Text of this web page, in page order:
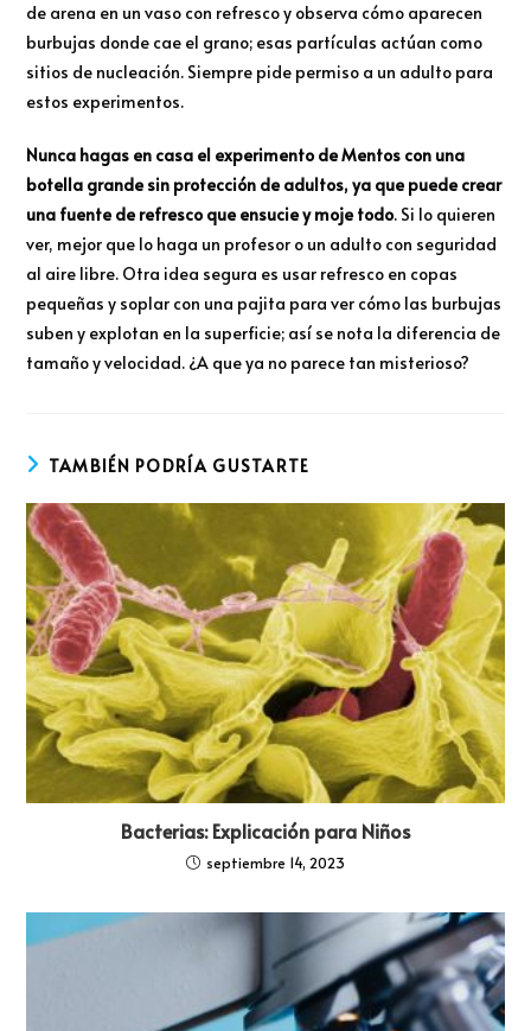
de arena en un vaso con refresco y observa cómo aparecen
burbujas donde cae el grano; esas partículas actúan como
sitios de nucleación. Siempre pide permiso a un adulto para
estos experimentos.
Nunca hagas en casa el experimento de Mentos con una
botella grande sin protección de adultos, ya que puede crear
una fuente de refresco que ensucie y moje todo. Si lo quieren
ver, mejor que lo haga un profesor o un adulto con seguridad
al aire libre. Otra idea segura es usar refresco en copas
pequeñas y soplar con una pajita para ver cómo las burbujas
suben y explotan en la superficie; así se nota la diferencia de
tamaño y velocidad. ¿A que ya no parece tan misterioso?
TAMBIÉN PODRÍA GUSTARTE
Bacterias: Explicación para Niños
septiembre 14, 2023